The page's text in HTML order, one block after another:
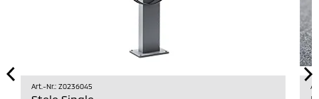
Art.-Nr.: Z0236045